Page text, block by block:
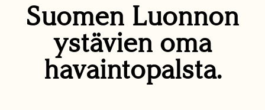
Suomen Luonnon
ystävien oma
havaintopalsta.